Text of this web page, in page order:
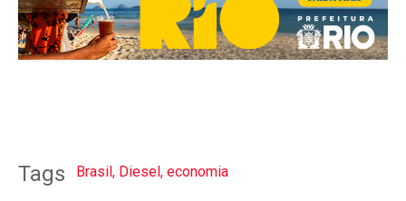
Tags Brasil, Diesel, economia